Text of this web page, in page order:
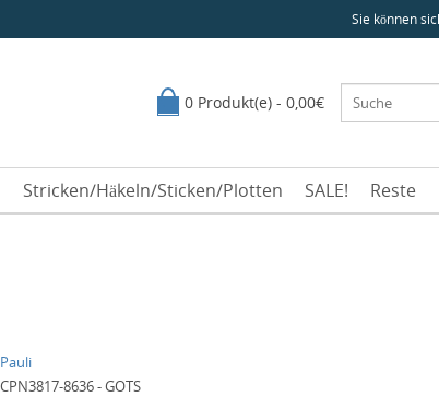
Sie können
0 Produkt(e) - 0,00€
Stricken/Häkeln/Sticken/Plotten SALE! Reste
8636 - GOTS